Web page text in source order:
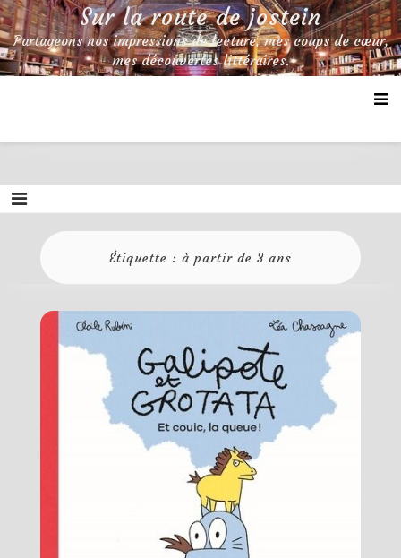
Skip
to
content
Sur la route de jostein
Partageons nos impressions de lecture, mes coups de cœur,
mes découvertes littéraires.
Étiquette : à partir de 3 ans